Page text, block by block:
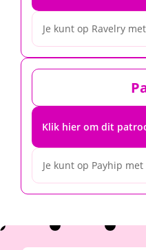
Je kunt op Ravelry
Klik hier om dit
Je kunt op Payhip